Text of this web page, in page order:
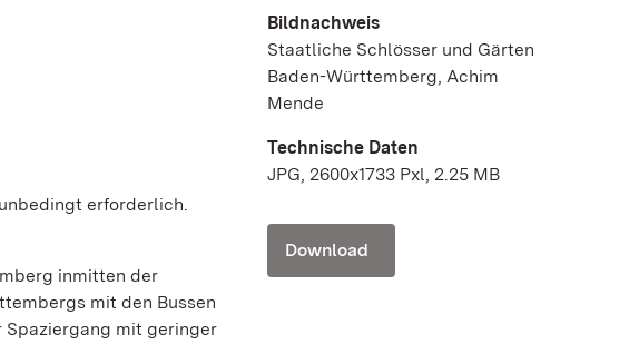
erforderlich.
inmitten der
mit den Bussen
Spaziergang mit geringer
Bildnachweis
Staatliche Schlösser und Gärten
Baden-Württemberg, Achim
Mende
Technische Daten
JPG, 2600x1733 Pxl, 2.25 MB
Download